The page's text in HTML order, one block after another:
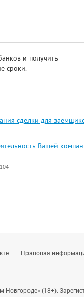
и получить
сроки.
сделки для
Вашей
104
Правовая
(18+).